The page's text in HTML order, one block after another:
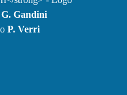
G. Gandini
P. Verri